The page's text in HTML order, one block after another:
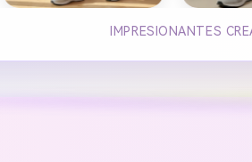
IMPRESIONANTES